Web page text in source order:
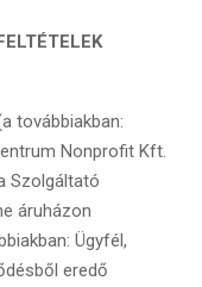
továbbiakban:
Nonprofit Kft.
Szolgáltató
áruházon
Ügyfél,
eredő